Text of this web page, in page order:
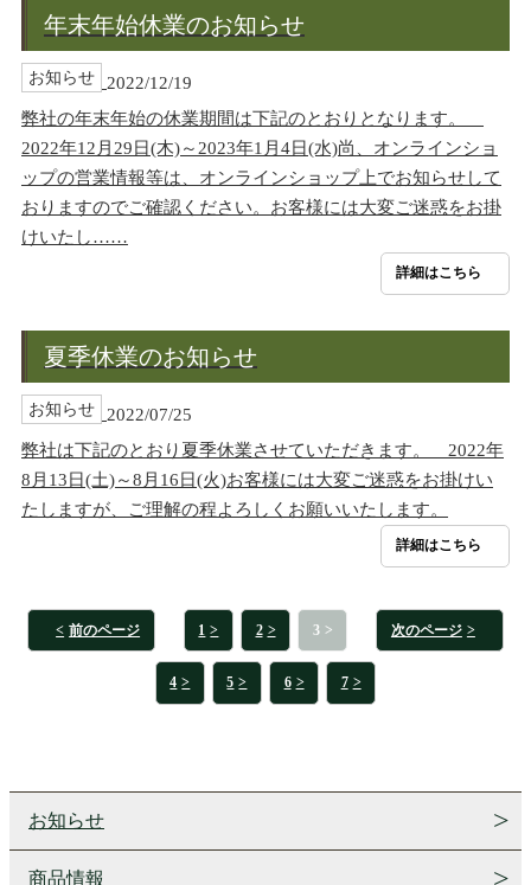
年末年始休業のお知らせ
お知らせ
2022/12/19
弊社の年末年始の休業期間は下記のとおりとなります。
2022年12月29日(木)～2023年1月4日(水)尚、オンラインショ
ップの営業情報等は、オンラインショップ上でお知らせして
おりますのでご確認ください。お客様には大変ご迷惑をお掛
けいたし……
詳細はこちら
夏季休業のお知らせ
お知らせ
2022/07/25
弊社は下記のとおり夏季休業させていただきます。 2022年
8月13日(土)～8月16日(火)お客様には大変ご迷惑をお掛けい
たしますが、ご理解の程よろしくお願いいたします。
詳細はこちら
前のページ 次のページ
1 2 3
4 5 6 7
お知らせ
商品情報